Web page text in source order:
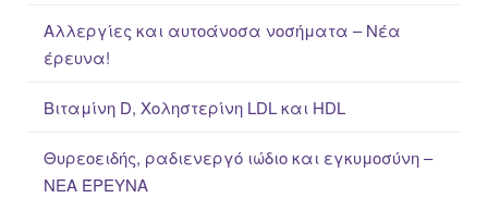
Αλλεργίες και αυτοάνοσα νοσήματα – Νέα
έρευνα!
Βιταμίνη D, Χοληστερίνη LDL και HDL
Θυρεοειδής, ραδιενεργό ιώδιο και εγκυμοσύνη –
ΝΕΑ ΈΡΕΥΝΑ